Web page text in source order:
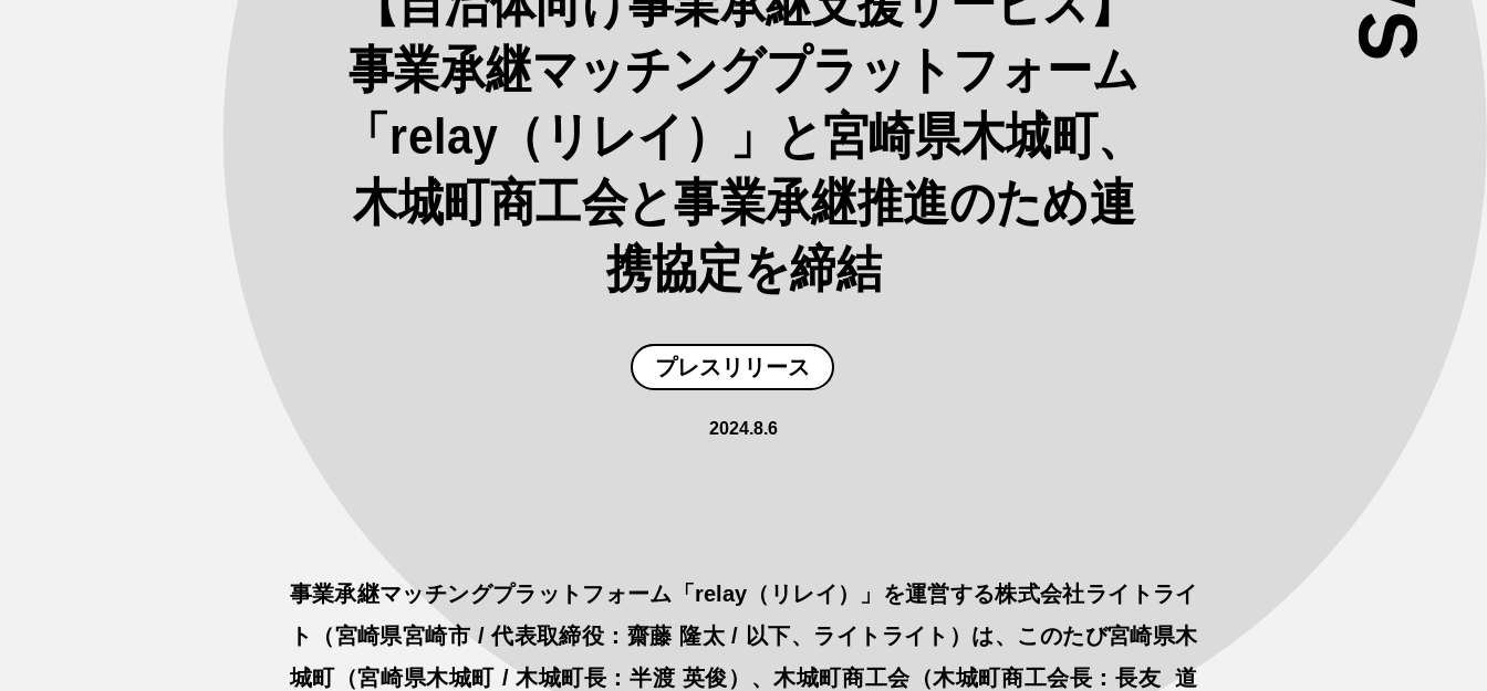
事業承継マッチングプラットフォーム
「relay（リレイ）」と宮崎県木城町、
木城町商工会と事業承継推進のため連
携協定を締結
プレスリリース
2024.8.6
事業承継マッチングプラットフォーム「relay（リレイ）」を運営する株式会社ライトライ
ト（宮崎県宮崎市 / 代表取締役：齋藤 隆太 / 以下、ライトライト）は、このたび宮崎県木
城町（宮崎県木城町 / 木城町長：半渡 英俊）、木城町商工会（木城町商工会長：長友 道